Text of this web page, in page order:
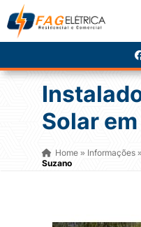
Solar
Home» Informações »
Suzano